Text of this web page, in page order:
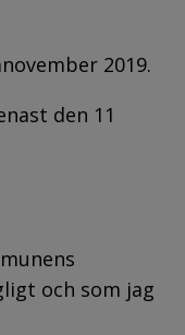
2019.
den 11
och som jag